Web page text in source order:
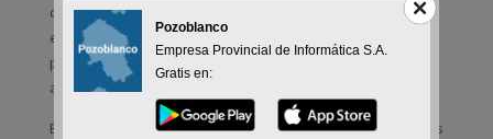
disposición de aquellos agricultores y ganadores que
estén interesados en hacerse cargo de ellos. Se arrendan
por un plazo de 5 años, coincidiendo con la duración de
ayudas agrarias como la PAC.
El proceso para valorar la documentación entregada por las
Pozoblanco
Empresa Provincial de Informática S.A.
Gratis en: